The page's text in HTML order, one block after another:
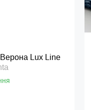
Lux Line